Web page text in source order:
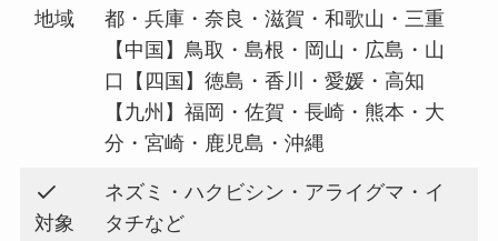
地域
都・兵庫・奈良・滋賀・和歌山・三重
【中国】鳥取・島根・岡山・広島・山
口【四国】徳島・香川・愛媛・高知
【九州】福岡・佐賀・長崎・熊本・大
分・宮崎・鹿児島・沖縄
対象
ネズミ・ハクビシン・アライグマ・イ
タチなど